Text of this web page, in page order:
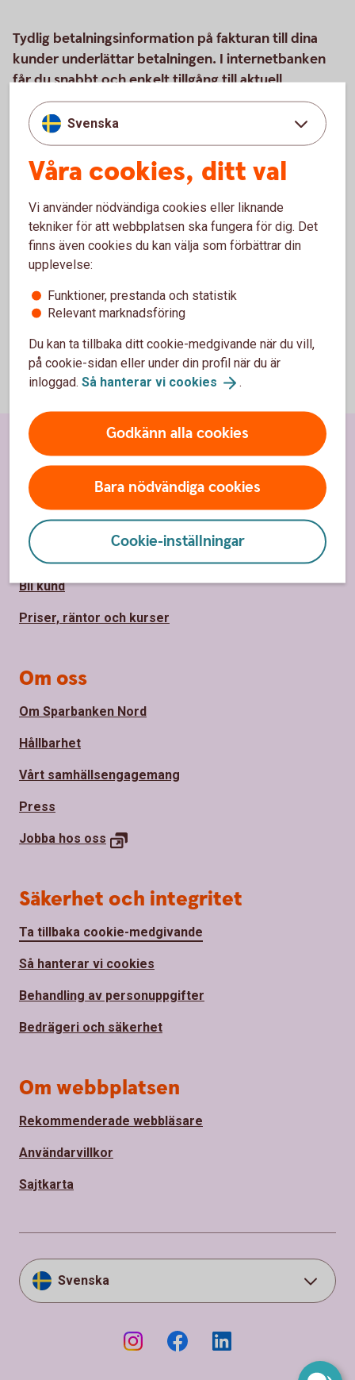
Tydlig betalningsinformation på fakturan till dina
kunder underlättar betalningen. I internetbanken
får du snabbt och enkelt tillgång till aktuell
information om inbetalningar som gjorts till ditt
företagskonto via Bankgirot.
Råd och tips
Svenska
Våra cookies, ditt val
Vi använder nödvändiga cookies eller liknande
tekniker för att webbplatsen ska fungera för dig. Det
finns även cookies du kan välja som förbättrar din
upplevelse:
Funktioner, prestanda och statistik
Relevant marknadsföring
Du kan ta tillbaka ditt cookie-medgivande när du vill,
på cookie-sidan eller under din profil när du är
inloggad. Så hanterar vi cookies .
Godkänn alla cookies
Bara nödvändiga cookies
Cookie-inställningar
Sidfot
Hitta snabbt
Kundservice
Spärrhjälp
Hitta bankkontor
Bli kund
Priser, räntor och kurser
Om oss
Om Sparbanken Nord
Hållbarhet
Vårt samhällsengagemang
Press
Jobba hos oss
Säkerhet och integritet
Ta tillbaka cookie-medgivande
Så hanterar vi cookies
Behandling av personuppgifter
Bedrägeri och säkerhet
Om webbplatsen
Rekommenderade webbläsare
Användarvillkor
Sajtkarta
Svenska